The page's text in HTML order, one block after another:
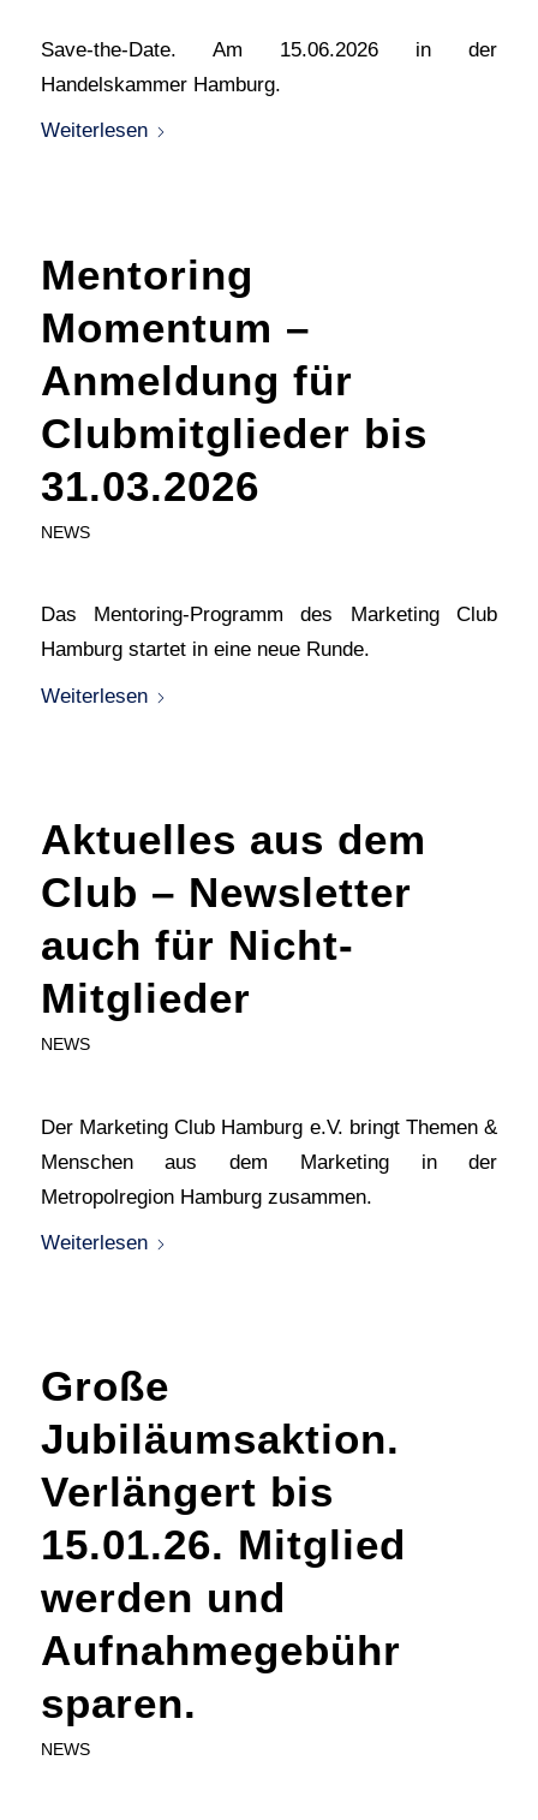
Save-the-Date. Am 15.06.2026 in der
Handelskammer Hamburg.
Weiterlesen
Mentoring
Momentum –
Anmeldung für
Clubmitglieder bis
31.03.2026
NEWS
Das Mentoring-Programm des Marketing Club
Hamburg startet in eine neue Runde.
Weiterlesen
Aktuelles aus dem
Club – Newsletter
auch für Nicht-
Mitglieder
NEWS
Der Marketing Club Hamburg e.V. bringt Themen &
Menschen aus dem Marketing in der
Metropolregion Hamburg zusammen.
Weiterlesen
Große
Jubiläumsaktion.
Verlängert bis
15.01.26. Mitglied
werden und
Aufnahmegebühr
sparen.
NEWS